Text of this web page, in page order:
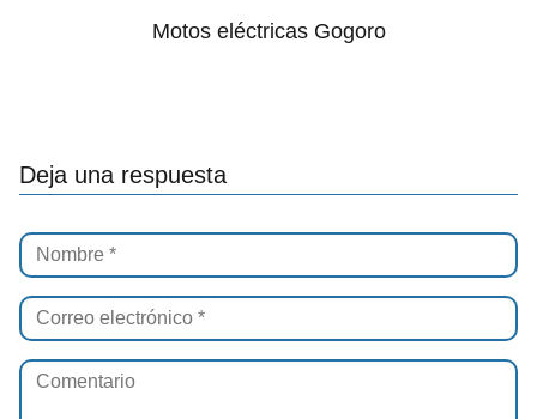
Motos eléctricas Gogoro
Deja una respuesta